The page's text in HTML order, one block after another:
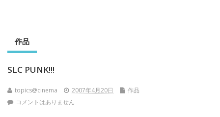
作品
SLC PUNK!!!
topics@cinema 2007年4月20日
作品
コメントはありません